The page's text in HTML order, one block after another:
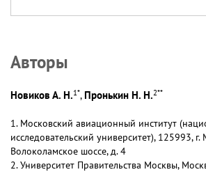
Авторы
Новиков А. Н.1*,Пронькин Н. Н.2**
1. Московский авиационный институт
исследовательский университет), 125993, г.
Волоколамское шоссе, д. 4
2. Университет Правительства Москвы,